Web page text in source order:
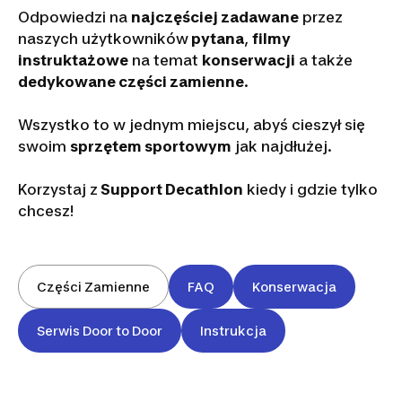
Odpowiedzi na najczęściej zadawane przez
naszych użytkowników pytana, filmy
instruktażowe na temat konserwacji a także
dedykowane części zamienne.
Wszystko to w jednym miejscu, abyś cieszył się
swoim sprzętem sportowym jak najdłużej.
Korzystaj z Support Decathlon kiedy i gdzie tylko
chcesz!
Części Zamienne FAQ Konserwacja
Serwis Door to Door Instrukcja